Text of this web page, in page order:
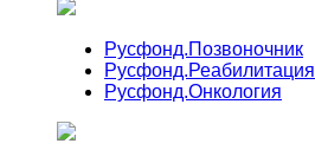
Русфонд.Позвоночник
Русфонд.Реабилитация
Русфонд.Онкология